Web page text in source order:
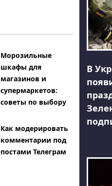
Морозильные
шкафы для
магазинов и
супермаркетов:
советы по выбору
Как модерировать
комментарии под
постами Телеграм
В